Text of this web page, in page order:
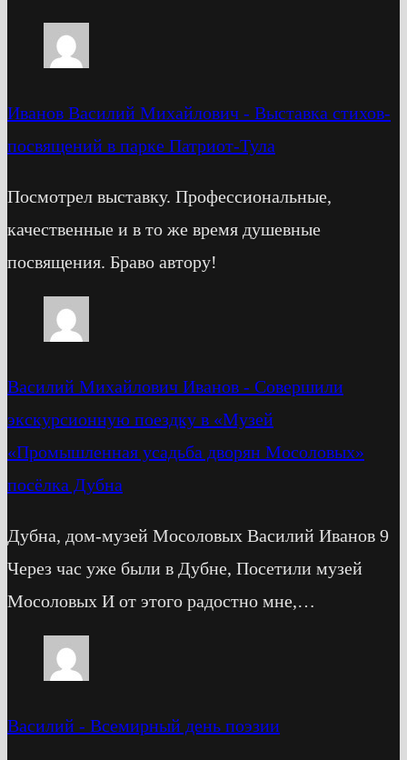
Иванов Василий Михайлович - Выставка стихов-
посвящений в парке Патриот-Тула
Посмотрел выставку. Профессиональные,
качественные и в то же время душевные
посвящения. Браво автору!
Василий Михайлович Иванов - Cовершили
экскурсионную поездку в «Музей
«Промышленная усадьба дворян Мосоловых»
посёлка Дубна
Дубна, дом-музей Мосоловых Василий Иванов 9
Через час уже были в Дубне, Посетили музей
Мосоловых И от этого радостно мне,…
Василий - Всемирный день поэзии